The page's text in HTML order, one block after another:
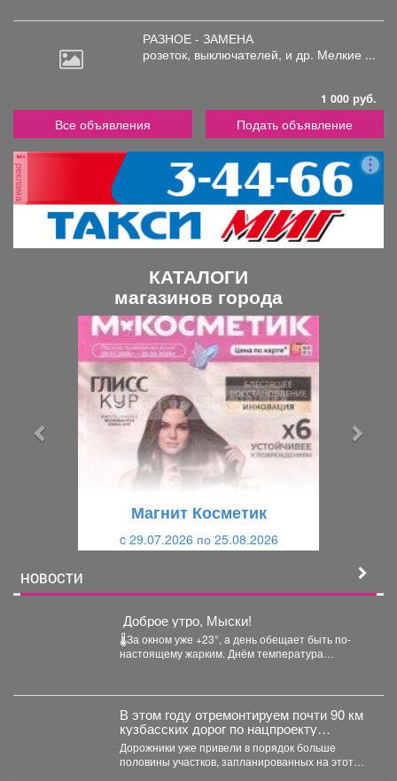
РАЗНОЕ - ЗАМЕНА
розеток, выключателей, и др. Мелкие ...
1 000 руб.
Все объявления Подать объявление
реклама
КАТАЛОГИ
магазинов города
Магнит Косметик
c 29.07.2026 по 25.08.2026
НОВОСТИ
️ Доброе утро, Мыски!
🌡За окном уже +23°, а день обещает быть по-
настоящему жарким. Днём температура
В этом году отремонтируем почти 90 км
кузбасских дорог по нацпроекту
«Инфраструктура для жизни», который
инициировал наш Президент Владимир
Владимирович Путин.
Дорожники уже привели в порядок больше
половины участков, запланированных на этот